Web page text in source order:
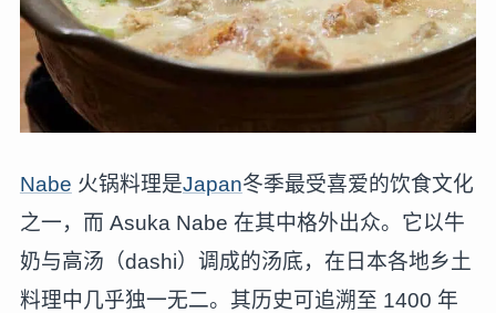
Nabe 火锅料理是Japan冬季最受喜爱的饮食文化
之一，而 Asuka Nabe 在其中格外出众。它以牛
奶与高汤（dashi）调成的汤底，在日本各地乡土
料理中几乎独一无二。其历史可追溯至 1400 年